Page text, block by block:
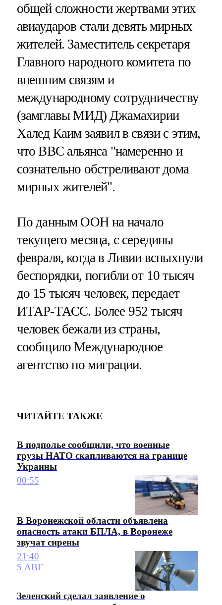
общей сложности жертвами этих
авиаударов стали девять мирных
жителей. Заместитель секретаря
Главного народного комитета по
внешним связям и
международному сотрудничеству
(замглавы МИД) Джамахирии
Халед Каим заявил в связи с этим,
что ВВС альянса "намеренно и
сознательно обстреливают дома
мирных жителей".
По данным ООН на начало
текущего месяца, с середины
февраля, когда в Ливии вспыхнули
беспорядки, погибли от 10 тысяч
до 15 тысяч человек, передает
ИТАР-ТАСС. Более 952 тысяч
человек бежали из страны,
сообщило Международное
агентство по миграции.
ЧИТАЙТЕ ТАКЖЕ
В подполье сообщили, что военные
грузы НАТО скапливаются на границе
Украины
00:55
В Воронежской области объявлена
опасность атаки БПЛА, в Воронеже
звучат сирены
21:40
5 АВГ
Зеленский сделал заявление о